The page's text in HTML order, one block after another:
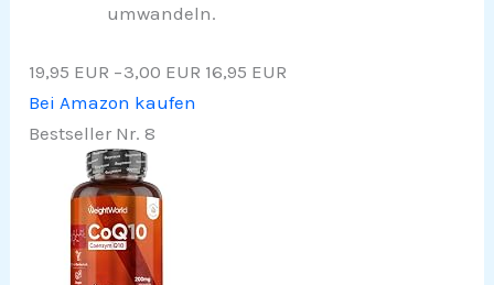
umwandeln.
19,95 EUR −3,00 EUR 16,95 EUR
Bei Amazon kaufen
Bestseller Nr. 8